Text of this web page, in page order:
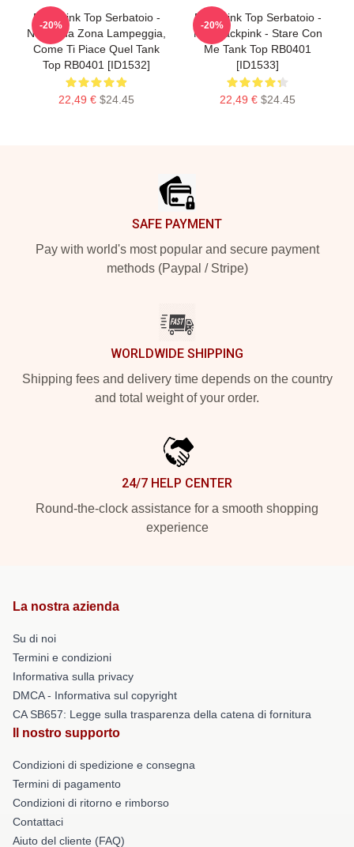
Blackpink Top Serbatoio -
Nella Tua Zona Lampeggia,
Come Ti Piace Quel Tank
Top RB0401 [ID1532]
22,49 € $24.45
-20%
Blackpink Top Serbatoio -
No. Blackpink - Stare Con
Me Tank Top RB0401
[ID1533]
22,49 € $24.45
-20%
SAFE PAYMENT
Pay with world's most popular and secure payment
methods (Paypal / Stripe)
WORLDWIDE SHIPPING
Shipping fees and delivery time depends on the country
and total weight of your order.
24/7 HELP CENTER
Round-the-clock assistance for a smooth shopping
experience
La nostra azienda
Su di noi
Termini e condizioni
Informativa sulla privacy
DMCA - Informativa sul copyright
CA SB657: Legge sulla trasparenza della catena di fornitura
Il nostro supporto
Condizioni di spedizione e consegna
Termini di pagamento
Condizioni di ritorno e rimborso
Contattaci
Aiuto del cliente (FAQ)